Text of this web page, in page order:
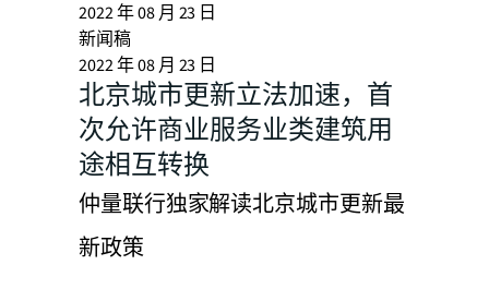
2022 年 08 月 23 日
新闻稿
2022 年 08 月 23 日
北京城市更新立法加速，首
次允许商业服务业类建筑用
途相互转换
仲量联行独家解读北京城市更新最
新政策